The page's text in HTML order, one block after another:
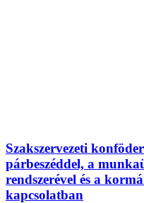
Szakszervezeti
párbeszéddel, a
rendszerével és a
kapcsolatban